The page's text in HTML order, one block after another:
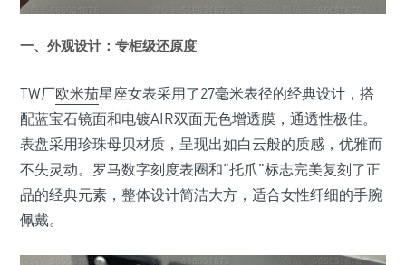
一、外观设计：专柜级还原度
TW厂欧米茄星座女表采用了27毫米表径的经典设计，搭
配蓝宝石镜面和电镀AIR双面无色增透膜，通透性极佳。
表盘采用珍珠母贝材质，呈现出如白云般的质感，优雅而
不失灵动。罗马数字刻度表圈和“托爪”标志完美复刻了正
品的经典元素，整体设计简洁大方，适合女性纤细的手腕
佩戴。